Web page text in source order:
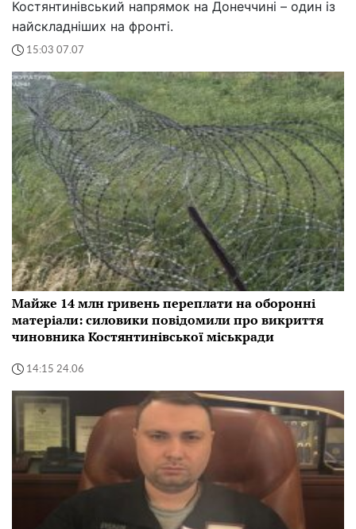
Костянтинівський напрямок на Донеччині – один із
найскладніших на фронті.
15:03 07.07
Майже 14 млн гривень переплати на оборонні
матеріали: силовики повідомили про викриття
чиновника Костянтинівської міськради
14:15 24.06